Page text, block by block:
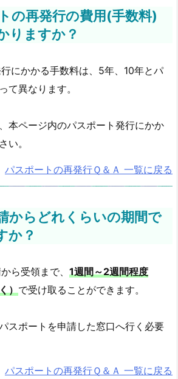
の再発行の費用(手数料)
りますか？
にかかる手数料は、5年、10年とパ
て異なります。
本ページ内のパスポート発行にかか
い。
パスポートの再発行Ｑ＆Ａ 一覧に戻る
からどれくらいの期間で
か？
ら受領まで、 1週間～2週間程度
）で受け取ることができます。
スポートを申請した窓口へ行く必要
パスポートの再発行Ｑ＆Ａ 一覧に戻る